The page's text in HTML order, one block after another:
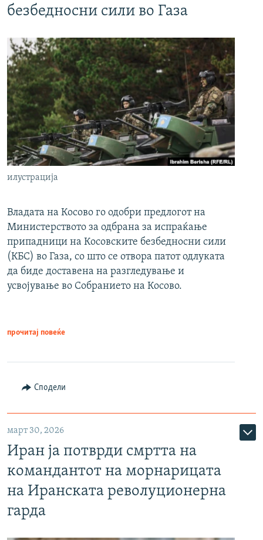
безбедносни сили во Газа
илустрација
Владата на Косово го одобри предлогот на
Министерството за одбрана за испраќање
припадници на Косовските безбедносни сили
(КБС) во Газа, со што се отвора патот одлуката
да биде доставена на разгледување и
усвојување во Собранието на Косово.
прочитај повеќе
Сподели
март 30, 2026
Иран ја потврди смртта на
командантот на морнарицата
на Иранската револуционерна
гарда